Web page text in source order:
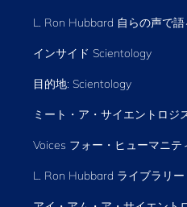
L. Ron Hubbard 自らの声で語
インサイド Scientology
目的地: Scientology
ミート・ア・サイエントロジ
Voices フォー・ヒューマニテ
L. Ron Hubbard ライブラリー